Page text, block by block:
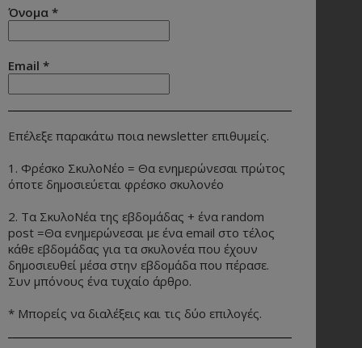
Όνομα *
Email *
Επέλεξε παρακάτω ποια newsletter επιθυμείς.
1. Φρέσκο ΣκυλοΝέο = Θα ενημερώνεσαι πρώτος
όποτε δημοσιεύεται φρέσκο σκυλονέο
2. Τα ΣκυλοΝέα της εβδομάδας + ένα random
post =Θα ενημερώνεσαι με ένα email στο τέλος
κάθε εβδομάδας για τα σκυλονέα που έχουν
δημοσιευθεί μέσα στην εβδομάδα που πέρασε.
Συν μπόνους ένα τυχαίο άρθρο.
* Μπορείς να διαλέξεις και τις δύο επιλογές.